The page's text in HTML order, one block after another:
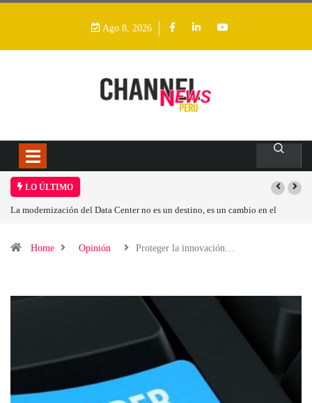
Ago 8, 2026
LO ÚLTIMO
cambio en el Los ingresos por semiconductores aumentarán más de un
Home Opinión Proteger la innovación…